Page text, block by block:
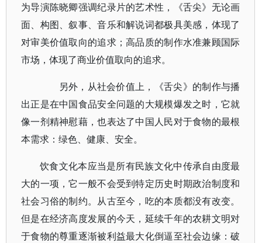
为导演陈晓卿强调纪录片的艺术性，《舌尖》无论画
面、构图、叙事、音乐和解说词都极具美感，体现了
对审美价值取向的追求；高品质的制作水准兼顾国际
市场，体现了商业价值取向的追求。
另外，从社会价值上，《舌尖》的制作与播
出正是在中国食品安全问题的大规模爆发之时，它就
像一剂精神慰藉，也表达了中国人民对于食物的最根
本需求：绿色、健康、安全。
饮食文化本应当是所有民族文化中传承自由度最
大的一项，它一般不会受到特定历史时期政治制度和
社会习俗的制约。从古至今，吃的本质都没有改变。
但是在经济高度发展的今天，延续千年的农耕文明对
于食物的尊重逐渐被利益最大化倒逼至社会边缘：破